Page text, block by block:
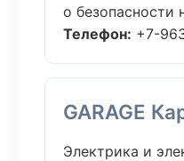
о безопасности
Телефон: +7-
GARAGE
Электрика и